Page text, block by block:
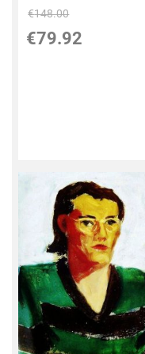
€148.00
€79.92